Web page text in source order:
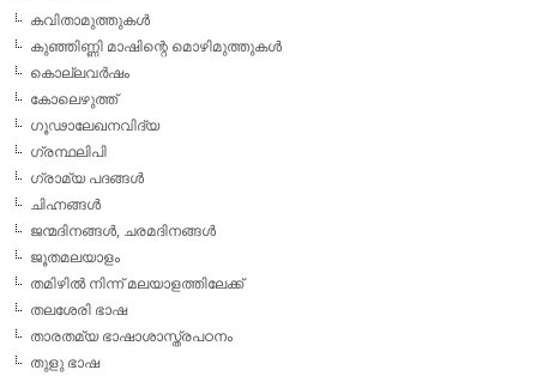
കവിതാമുത്തുകള്‍
കുഞ്ഞിണ്ണി മാഷിന്റെ മൊഴിമുത്തുകള്‍
കൊല്ലവര്‍ഷം
കോലെഴുത്ത്
ഗൂഢാലേഖനവിദ്യ
ഗ്രന്ഥലിപി
ഗ്രാമ്യ പദങ്ങള്‍
ചിഹ്നങ്ങള്‍
ജന്മദിനങ്ങള്‍, ചരമദിനങ്ങള്‍
ജൂതമലയാളം
തമിഴില്‍ നിന്ന് മലയാളത്തിലേക്ക്
തലശേരി ഭാഷ
താരതമ്യ ഭാഷാശാസ്ത്രപഠനം
തുളു ഭാഷ